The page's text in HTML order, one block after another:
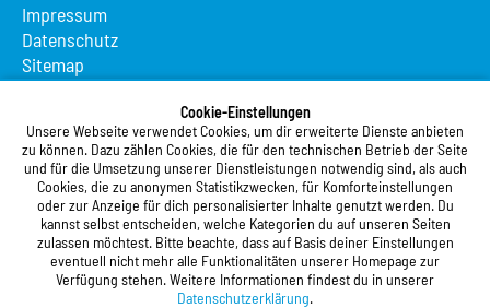
Cookie-Einstellungen
Unsere Webseite verwendet Cookies, um dir erweiterte Dienste anbieten
zu können. Dazu zählen Cookies, die für den technischen Betrieb der Seite
und für die Umsetzung unserer Dienstleistungen notwendig sind, als auch
Cookies, die zu anonymen Statistikzwecken, für Komforteinstellungen
oder zur Anzeige für dich personalisierter Inhalte genutzt werden. Du
kannst selbst entscheiden, welche Kategorien du auf unseren Seiten
zulassen möchtest. Bitte beachte, dass auf Basis deiner Einstellungen
eventuell nicht mehr alle Funktionalitäten unserer Homepage zur
Verfügung stehen. Weitere Informationen findest du in unserer
Datenschutzerklärung.
Impressum
Datenschutz
Sitemap
Suche
Registrierung
Studierendenwerk Vorderpfalz
Studierendenwerk Vorderpfalz
Anstalt des öffentlichen Rechts
Xylanderstraße 17
76829 Landau in der Pfalz